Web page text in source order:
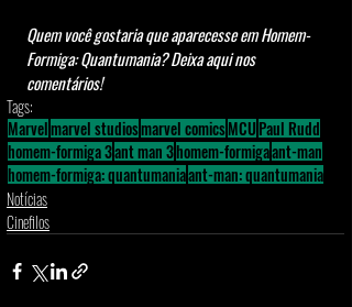
Quem você gostaria que aparecesse em Homem-
Formiga: Quantumania? Deixa aqui nos
comentários!
Tags:
Marvelmarvel studiosmarvel comicsMCUPaul Rudd
homem-formiga 3ant man 3homem-formigaant-man
homem-formiga: quantumaniaant-man: quantumania
Notícias
Cinefilos